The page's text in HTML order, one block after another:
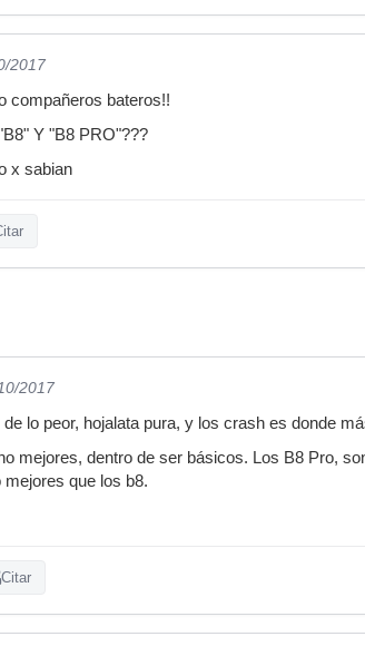
2017
compañeros bateros!!
Y "B8 PRO"???
x sabian
2017
lo peor, hojalata pura, y los crash es donde
mejores, dentro de ser básicos. Los B8 Pro,
que los b8.
Citar